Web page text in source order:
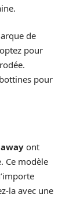
de
pour
pour
ont
Ce modèle
la avec une